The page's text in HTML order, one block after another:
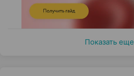
Показать еще